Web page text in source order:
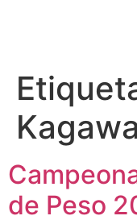
Kagawa
de Peso